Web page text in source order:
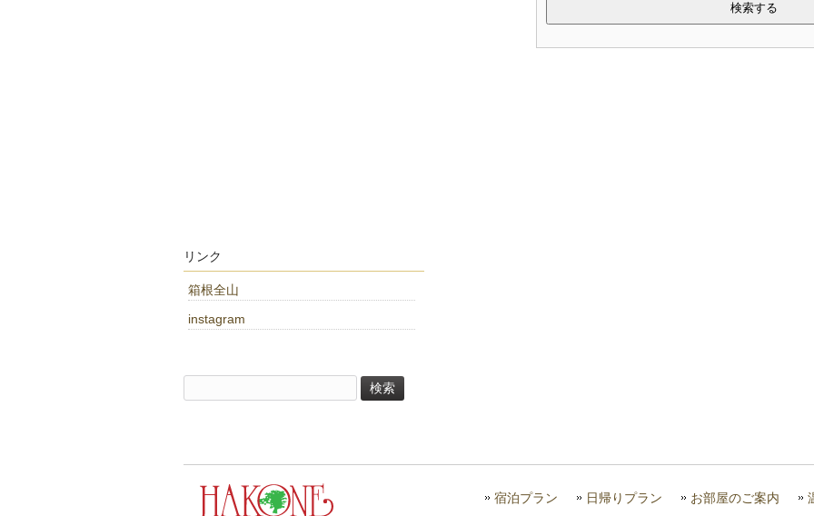
検索する
リンク
箱根全山
instagram
索:
宿泊プラン 日帰りプラン お部屋のご案内